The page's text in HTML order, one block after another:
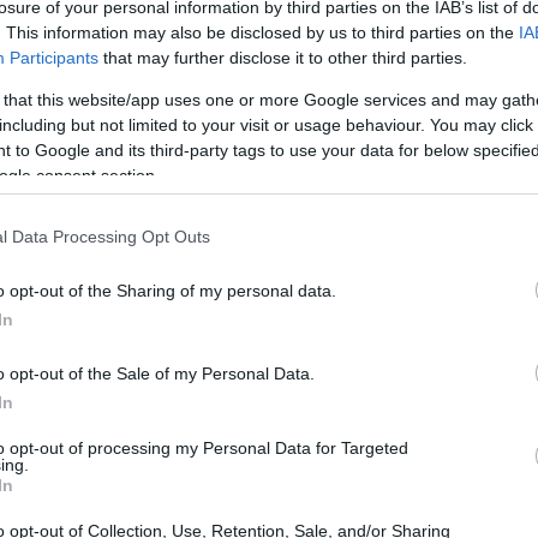
of your personal information by third parties on the IAB’s list of
This information may also be disclosed by us to third parties on the
Participants that may further disclose it to other third parties.
that this website/app uses one or more Google services and may
but not limited to your visit or usage behaviour. You may
to Google and its third-party tags to use your data for below
consent section.
Data Processing Opt Outs
opt-out of the Sharing of my personal data.
opt-out of the Sale of my Personal Data.
opt-out of processing my Personal Data for Targeted
opt-out of Collection, Use, Retention, Sale, and/or Sharing
το υπουργείο ανακοίνωσε ότι το ΑΕΠ
από την εκτίμηση του 2,2%. Η ανάπτυξη
από τις επιχειρήσεις και την
περίπου τα 2/3 της
κατά 1,6%, περισσότερο από το
επιχειρηματικές δαπάνες για
10,4%, σημειώνοντας τον ταχύτερο
ετών, χάρη στις επενδύσεις στον
13:42